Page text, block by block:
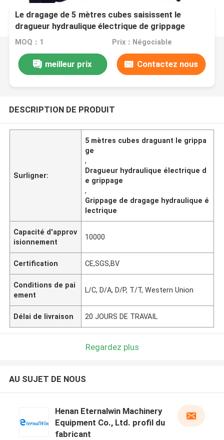
Le dragage de 5 mètres cubes saisissent le
dragueur hydraulique électrique de grippage
MOQ：1 Prix：Négociable
meilleur prix Contactez nous
DESCRIPTION DE PRODUIT
Surligner:
5 mètres cubes draguant le grippa
ge
,
Dragueur hydraulique électrique d
e grippage
,
Grippage de dragage hydraulique é
lectrique
Capacité d'approv
isionnement
10000
Certification CE,SGS,BV
Conditions de pai
ement
L/C, D/A, D/P, T/T, Western Union
Délai de livraison 20 JOURS DE TRAVAIL
Regardez plus
AU SUJET DE NOUS
Henan Eternalwin Machinery
Equipment Co., Ltd. profil du
fabricant